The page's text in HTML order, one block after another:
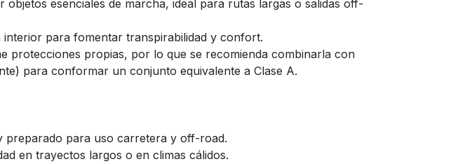
esenciales de marcha, ideal para rutas largas o salidas off-
para fomentar transpirabilidad y confort.
protecciones propias, por lo que se recomienda combinarla con
para conformar un conjunto equivalente a Clase A.
preparado para uso carretera y off-road.
en trayectos largos o en climas cálidos.